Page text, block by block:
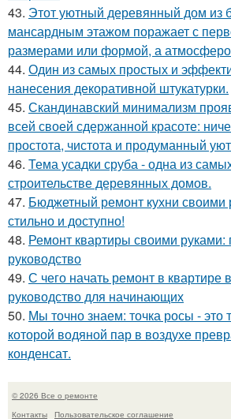
43. Этот уютный деревянный дом из
мансардным этажом поражает с
размерами или формой, а
44. Один из самых простых и
нанесения декоративной штукатурки.
45. Скандинавский минимализм
всей своей сдержанной красоте:
простота, чистота и продуманный
46. Тема усадки сруба - одна из
строительстве деревянных домов.
47. Бюджетный ремонт кухни своими
стильно и доступно!
48. Ремонт квартиры своими руками:
руководство
49. С чего начать ремонт в квартире
руководство для начинающих
50. Мы точно знаем: точка росы - это
которой водяной пар в воздухе
конденсат.
© 2026 Все о ремонте
Контакты
Пользовательское соглашение